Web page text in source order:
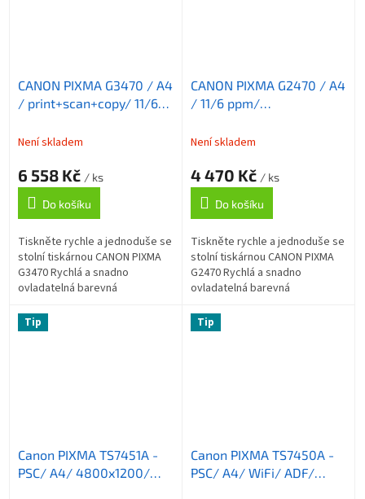
CANON PIXMA G3470 / A4
/ print+scan+copy/ 11/6
USB/ černá
Není skladem
6 558 Kč / ks
Do košíku
Tiskněte rychle a jednoduše se
stolní tiskárnou CANON PIXMA
G3470 Rychlá a snadno
ovladatelná barevná
G3470 . Integruje v sobě
tiskárnu , kopírku a...
CANON PIXMA G2470 / A4
/ 11/6 ppm/
4800x1200 / USB/ černá
Není skladem
4 470 Kč / ks
Do košíku
Tiskněte rychle a jednoduše se
stolní tiskárnou CANON PIXMA
G2470 Rychlá a snadno
ovladatelná barevná
G2470 . Integruje v sobě
tiskárnu , kopírku a...
Tip
Canon PIXMA TS7451A -
PSC/ A4/ 4800x1200/
Tip
Canon PIXMA TS7450A -
PSC/ A4/ WiFi/ ADF/